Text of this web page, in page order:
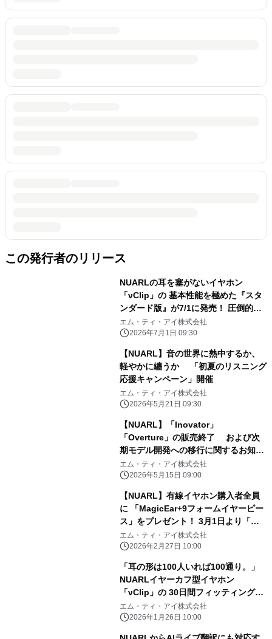
この発行者のリリース
NUARLの耳を塞がないイヤホン
「νClip」の 基本性能を極めた『スタ
ンダード版』が7/1に発売！ 圧倒的な
高音質と快適通話を、より身近な価格
で
エム・ティ・アイ株式会社
2026年7月1日 09:30
【NUARL】音の世界に熱中するか、
軽やかに纏うか 「初夏のリスニング
応援キャンペーン」開催
エム・ティ・アイ株式会社
2026年5月21日 09:30
【NUARL】「Inovator」
「Overture」の販売終了 および次
期モデル開発への移行に関するお知ら
せ
エム・ティ・アイ株式会社
2026年5月15日 09:00
【NUARL】有線イヤホン購入者全員
に 「MagicEar+9フォームイヤーピー
ス」をプレゼント！ 3月1日より「春
のリスニング・アップグレードキャン
ペーン」を開催
エム・ティ・アイ株式会社
2026年2月27日 10:00
「耳の形は100人いれば100通り。」
NUARLイヤーカフ型イヤホン
「νClip」の 30日間フィッティング・
キャンペーンを実施 ～ クリップ型イ
ヤホンへの不安を安心に変える新しい
エム・ティ・アイ株式会社
2026年1月26日 10:00